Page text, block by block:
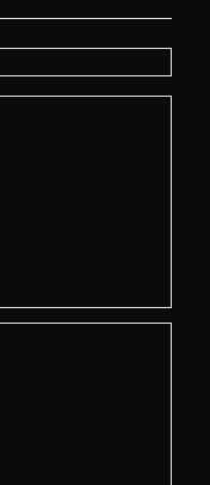
品牌官网定制 · 现场图2